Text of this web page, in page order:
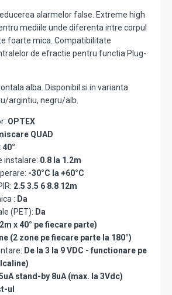
alarmelor false. Extreme high
mediile unde diferenta intre corpul
foarte mica. Compatibilitate
de efractie pentru functia Plug-
alba. Disponibil si in varianta
argintiu, negru/alb.
OPTEX
QUAD
40°
instalare: 0.8 la 1.2m
-30°C la +60°C
2.5 3.5 6 8.8 12m
: Da
(PET): Da
x 40° pe fiecare parte)
(2 zone pe fiecare parte la 180°)
De la 3 la 9 VDC - functionare pe
stand-by 8uA (max. la 3Vdc)
ul